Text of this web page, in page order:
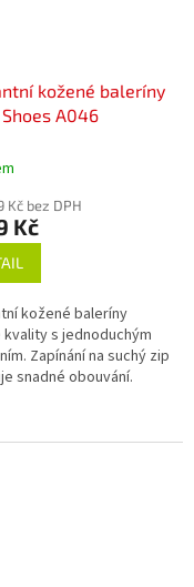
kožené baleríny
A046
Kč bez DPH
Kč
kožené baleríny
s jednoduchým
Zapínání na suchý zip
snadné obouvání.